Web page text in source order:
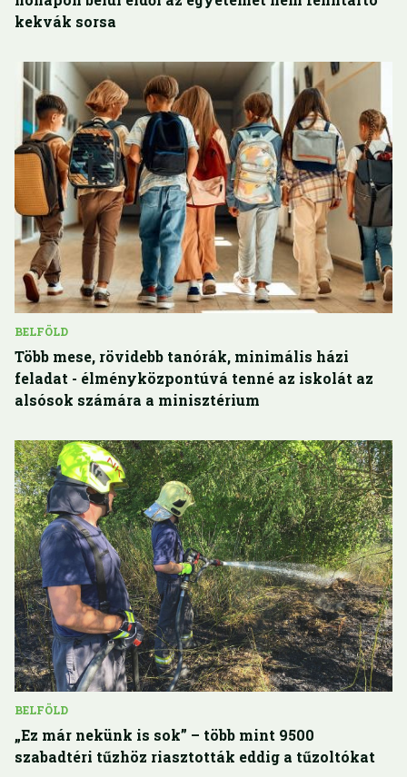
kekvák sorsa
BELFÖLD
Több mese, rövidebb tanórák, minimális házi
feladat - élményközpontúvá tenné az iskolát az
alsósok számára a minisztérium
BELFÖLD
„Ez már nekünk is sok” – több mint 9500
szabadtéri tűzhöz riasztották eddig a tűzoltókat